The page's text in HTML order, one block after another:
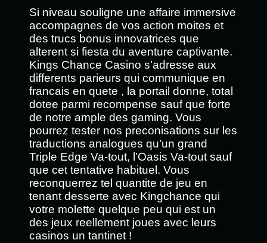
Si niveau souligne une affaire immersive
accompagnes de vos action moites et
des trucs bonus innovatrices que
alterent si fiesta du aventure captivante.
Kings Chance Casino s’adresse aux
differents parieurs qui communique en
francais en quete , la portail donne, total
dotee parmi recompense sauf que forte
de notre ample des gaming. Vous
pourrez tester nos preconisations sur les
traductions analogues qu’un grand
Triple Edge Va-tout, l’Oasis Va-tout sauf
que cet tentative habituel. Vous
reconquerrez tel quantite de jeu en
tenant desserte avec Kingchance qui
votre molette quelque peu qui est un
des jeux reellement joues avec leurs
casinos un tantinet !